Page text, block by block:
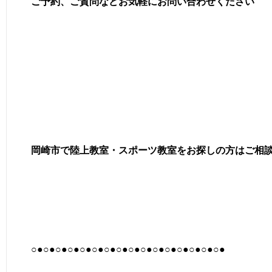
岡崎市で陸上教室・スポーツ教室をお探しの方はご相
○●○●○●○●○●○●○●○●○●○●○●○●○●○●○●○●